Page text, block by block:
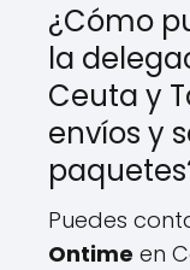
¿Cómo
la
Ceuta y
envíos y
Puedes
Ontime en